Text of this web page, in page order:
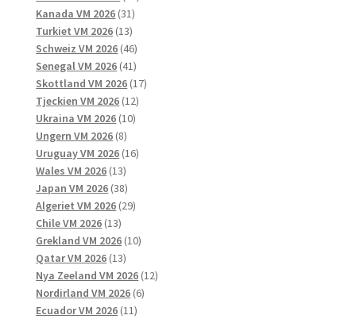
Kanada VM 2026 3131
produkter
Turkiet VM 2026 1313
produkter
Schweiz VM 2026 4646
produkter
Senegal VM 2026 4141
produkter
Skottland VM 2026 1717
Tjeckien VM 2026 1212
Ukraina VM 2026 1010
Ungern VM 2026 88
produkter
Uruguay VM 2026 1616
Wales VM 2026 1313
produkter
Japan VM 2026 3838
produkter
Algeriet VM 2026 2929
Chile VM 2026 1313
produkter
Grekland VM 2026 1010
Qatar VM 2026 1313
produkter
Nya Zeeland VM 2026 1212
Nordirland VM 2026 66
Ecuador VM 2026 1111